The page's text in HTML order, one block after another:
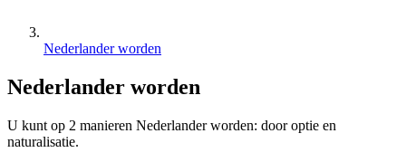
Nederlander worden
Nederlander worden
U kunt op 2 manieren Nederlander worden: door optie en
naturalisatie.